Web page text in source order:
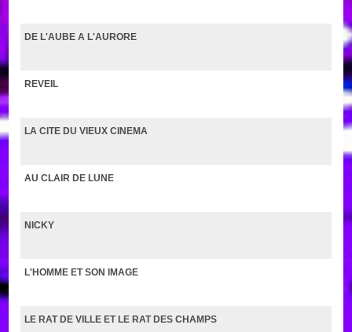
DE L'AUBE A L'AURORE
REVEIL
LA CITE DU VIEUX CINEMA
AU CLAIR DE LUNE
NICKY
L'HOMME ET SON IMAGE
LE RAT DE VILLE ET LE RAT DES CHAMPS